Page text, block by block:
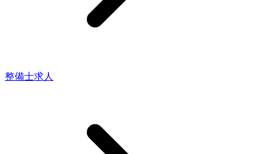
整備士求人